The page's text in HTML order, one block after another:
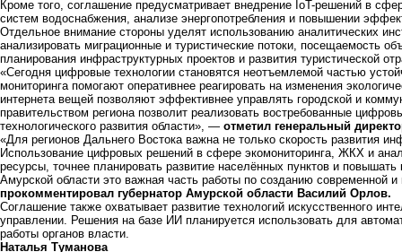
Кроме того, соглашение предусматривает внедрение IoT-решений в
систем водоснабжения, анализе энергопотребления и повышении
Отдельное внимание стороны уделят использованию аналитических
анализировать миграционные и туристические потоки, посещаемость
планирования инфраструктурных проектов и развития туристической
«Сегодня цифровые технологии становятся неотъемлемой частью
мониторинга помогают оперативнее реагировать на изменения
интернета вещей позволяют эффективнее управлять городской и
правительством региона позволит реализовать востребованные
технологического развития области», — отметил генеральный
«Для регионов Дальнего Востока важна не только скорость развития
Использование цифровых решений в сфере экомониторинга, ЖКХ и
ресурсы, точнее планировать развитие населённых пунктов и
Амурской области это важная часть работы по созданию
прокомментировал губернатор Амурской области Василий Орлов.
Соглашение также охватывает развитие технологий искусственного
управлении. Решения на базе ИИ планируется использовать для
работы органов власти.
Наталья Туманова